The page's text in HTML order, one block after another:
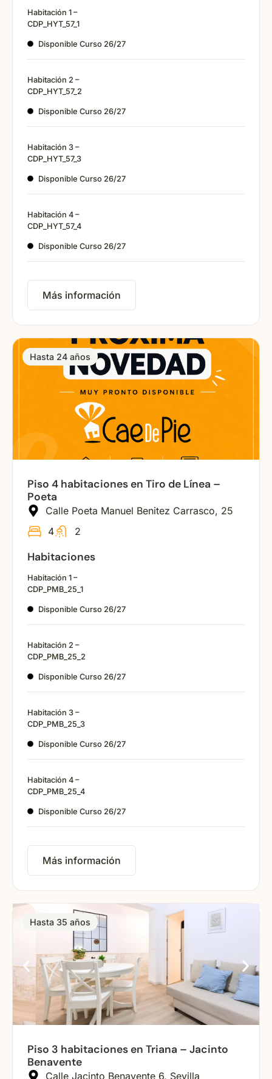
Habitación 1 –
CDP_HYT_57_1
Disponible Curso 26/27
Habitación 2 –
CDP_HYT_57_2
Disponible Curso 26/27
Habitación 3 –
CDP_HYT_57_3
Disponible Curso 26/27
Habitación 4 –
CDP_HYT_57_4
Disponible Curso 26/27
Más información
Hasta 24 años
Piso 4 habitaciones en Tiro de Línea –
Poeta
Calle Poeta Manuel Benitez Carrasco, 25
4
2
Habitaciones
Habitación 1 –
CDP_PMB_25_1
Disponible Curso 26/27
Habitación 2 –
CDP_PMB_25_2
Disponible Curso 26/27
Habitación 3 –
CDP_PMB_25_3
Disponible Curso 26/27
Habitación 4 –
CDP_PMB_25_4
Disponible Curso 26/27
Más información
Hasta 35 años
Piso 3 habitaciones en Triana – Jacinto
Benavente
Calle Jacinto Benavente 6, Sevilla